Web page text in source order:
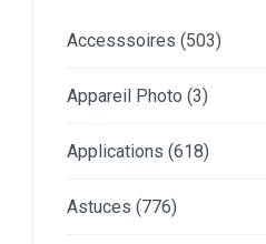
Accesssoires (503)
Appareil Photo (3)
Applications (618)
Astuces (776)